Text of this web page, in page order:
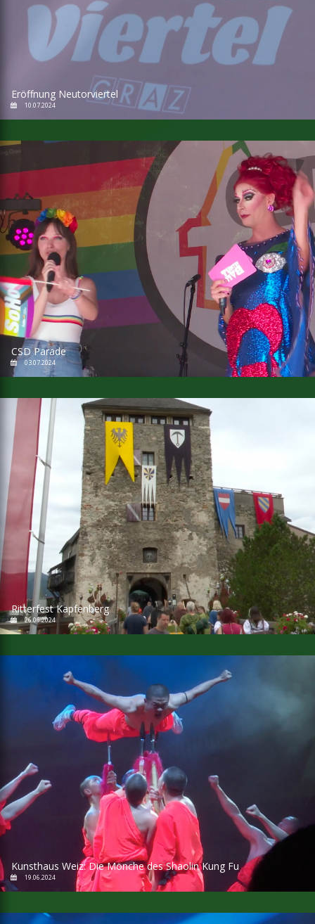
Eröffnung Neutorviertel
10.07.2024
CSD Parade
03.07.2024
Ritterfest Kapfenberg
26.06.2024
Kunsthaus Weiz: Die Mönche des Shaolin Kung Fu
19.06.2024